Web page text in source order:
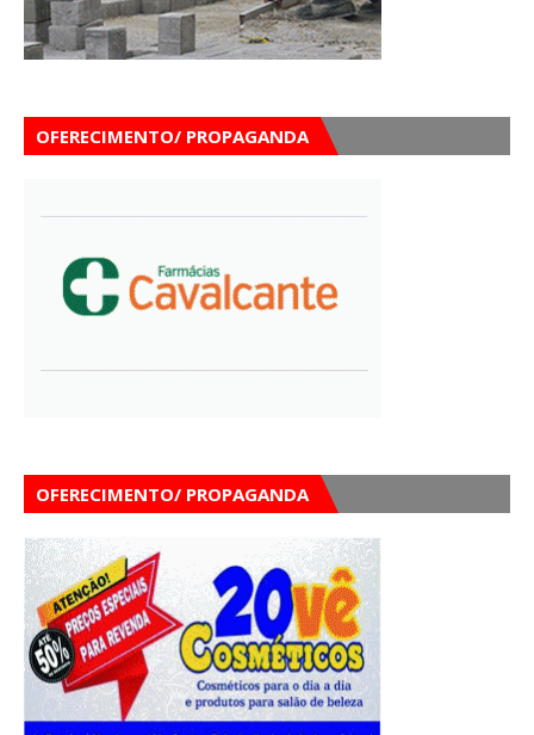
OFERECIMENTO/ PROPAGANDA
OFERECIMENTO/ PROPAGANDA